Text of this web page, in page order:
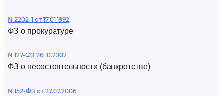
N 2202-1 от 17.01.1992
ФЗ о прокуратуре
N 127-ФЗ 26.10.2002
ФЗ о несостоятельности (банкротстве)
N 152-ФЗ от 27.07.2006